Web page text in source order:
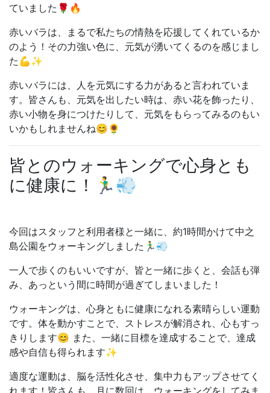
ていました🌹🔥
赤いバラは、
まるで私たちの情熱を応援してくれているか
のよう！その力強い色に、 元気が湧いてくるのを感じまし
た💪✨
赤いバラには、 人を元気にする力があると言われていま
す。 皆さんも、 元気を出したい時は、 赤い花を飾ったり、
赤い小物を身につけたりして、 元気をもらってみるのもい
いかもしれませんね😊🌻
皆とのウォーキングで心身とも
に健康に！🏃‍♂️💨
今回はスタッフと利用者様と一緒に、 約1時間かけて中之
島公園をウォーキングしました🏃‍♂️💨
一人で歩くのもいいですが、皆と一緒に歩くと、 会話も弾
み、 あっという間に時間が過ぎてしまいました！
ウォーキングは、 心身ともに健康になれる素晴らしい運動
です。 体を動かすことで、 ストレスが解消され、 心もすっ
きりします😊 また、 一緒に目標を達成することで、 達成
感や自信も得られます✨
適度な運動は、 脳を活性化させ、 集中力もアップさせてく
れます！皆さんも、月 に数回は、 ウォーキングをしてみま